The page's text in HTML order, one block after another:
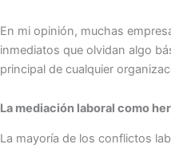
En mi opinión, muchas
inmediatos que olvidan algo
principal de cualquier
La mediación laboral como
La mayoría de los conflictos